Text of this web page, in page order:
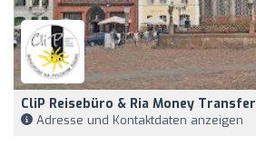
CliP Reisebüro & Ria Money Transfer
Adresse und Kontaktdaten anzeigen